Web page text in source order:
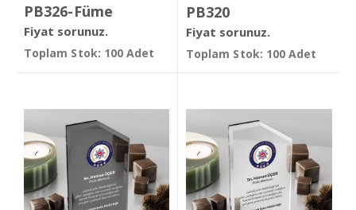
PB326-Füme
Fiyat sorunuz.
Toplam Stok: 100 Adet
PB320
Fiyat sorunuz.
Toplam Stok: 100 Adet